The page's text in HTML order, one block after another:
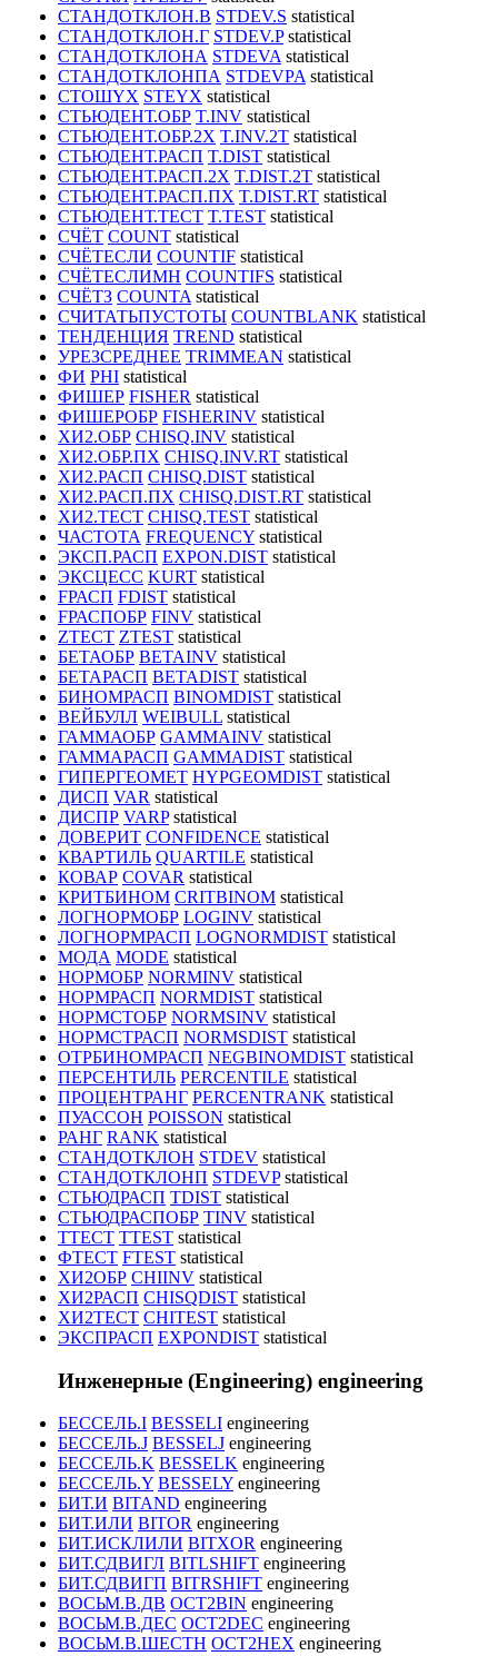
СТАНДОТКЛОН.В STDEV.S statistical
СТАНДОТКЛОН.Г STDEV.P statistical
СТАНДОТКЛОНА STDEVA statistical
СТАНДОТКЛОНПА STDEVPA statistical
СТОШYX STEYX statistical
СТЬЮДЕНТ.ОБР T.INV statistical
СТЬЮДЕНТ.ОБР.2X T.INV.2T statistical
СТЬЮДЕНТ.РАСП T.DIST statistical
СТЬЮДЕНТ.РАСП.2X T.DIST.2T statistical
СТЬЮДЕНТ.РАСП.ПX T.DIST.RT statistical
СТЬЮДЕНТ.ТЕСТ T.TEST statistical
СЧЁТ COUNT statistical
СЧЁТЕСЛИ COUNTIF statistical
СЧЁТЕСЛИМН COUNTIFS statistical
СЧЁТЗ COUNTA statistical
СЧИТАТЬПУСТОТЫ COUNTBLANK statistical
ТЕНДЕНЦИЯ TREND statistical
УРЕЗСРЕДНЕЕ TRIMMEAN statistical
ФИ PHI statistical
ФИШЕР FISHER statistical
ФИШЕРОБР FISHERINV statistical
ХИ2.ОБР CHISQ.INV statistical
ХИ2.ОБР.ПХ CHISQ.INV.RT statistical
ХИ2.РАСП CHISQ.DIST statistical
ХИ2.РАСП.ПХ CHISQ.DIST.RT statistical
ХИ2.ТЕСТ CHISQ.TEST statistical
ЧАСТОТА FREQUENCY statistical
ЭКСП.РАСП EXPON.DIST statistical
ЭКСЦЕСС KURT statistical
FРАСП FDIST statistical
FРАСПОБР FINV statistical
ZТЕСТ ZTEST statistical
БЕТАОБР BETAINV statistical
БЕТАРАСП BETADIST statistical
БИНОМРАСП BINOMDIST statistical
ВЕЙБУЛЛ WEIBULL statistical
ГАММАОБР GAMMAINV statistical
ГАММАРАСП GAMMADIST statistical
ГИПЕРГЕОМЕТ HYPGEOMDIST statistical
ДИСП VAR statistical
ДИСПР VARP statistical
ДОВЕРИТ CONFIDENCE statistical
КВАРТИЛЬ QUARTILE statistical
КОВАР COVAR statistical
КРИТБИНОМ CRITBINOM statistical
ЛОГНОРМОБР LOGINV statistical
ЛОГНОРМРАСП LOGNORMDIST statistical
МОДА MODE statistical
НОРМОБР NORMINV statistical
НОРМРАСП NORMDIST statistical
НОРМСТОБР NORMSINV statistical
НОРМСТРАСП NORMSDIST statistical
ОТРБИНОМРАСП NEGBINOMDIST statistical
ПЕРСЕНТИЛЬ PERCENTILE statistical
ПРОЦЕНТРАНГ PERCENTRANK statistical
ПУАССОН POISSON statistical
РАНГ RANK statistical
СТАНДОТКЛОН STDEV statistical
СТАНДОТКЛОНП STDEVP statistical
СТЬЮДРАСП TDIST statistical
СТЬЮДРАСПОБР TINV statistical
ТТЕСТ TTEST statistical
ФТЕСТ FTEST statistical
ХИ2ОБР CHIINV statistical
ХИ2РАСП CHISQDIST statistical
ХИ2ТЕСТ CHITEST statistical
ЭКСПРАСП EXPONDIST statistical
Инженерные (Engineering) engineering
БЕССЕЛЬ.I BESSELI engineering
БЕССЕЛЬ.J BESSELJ engineering
БЕССЕЛЬ.K BESSELK engineering
БЕССЕЛЬ.Y BESSELY engineering
БИТ.И BITAND engineering
БИТ.ИЛИ BITOR engineering
БИТ.ИСКЛИЛИ BITXOR engineering
БИТ.СДВИГЛ BITLSHIFT engineering
БИТ.СДВИГП BITRSHIFT engineering
ВОСЬМ.В.ДВ OCT2BIN engineering
ВОСЬМ.В.ДЕС OCT2DEC engineering
ВОСЬМ.В.ШЕСТН OCT2HEX engineering